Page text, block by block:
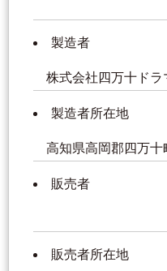
製造者
株式会社四万十ドラ
製造者所在地
高知県高岡郡四万十
販売者
販売者所在地